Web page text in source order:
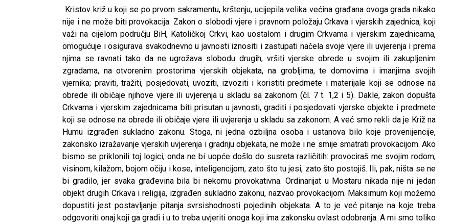
Kristov križ u koji se po prvom sakramentu, krštenju, ucijepila velika većina građana ovoga grada nikako
nije i ne može biti provokacija. Zakon o slobodi vjere i pravnom položaju Crkava i vjerskih zajednica, koji
važi na cijelom području BiH, Katoličkoj Crkvi, kao uostalom i drugim Crkvama i vjerskim zajednicama,
omogućuje i osigurava svakodnevno u javnosti iznositi i zastupati načela svoje vjere ili uvjerenja i prema
njima se ravnati tako da ne ugrožava slobodu drugih; vršiti vjerske obrede u svojim ili zakupljenim
zgradama, na otvorenim prostorima vjerskih objekata, na grobljima, te domovima i imanjima svojih
vjernika; praviti, tražiti, posjedovati, uvoziti, izvoziti i koristiti predmete i materijale koji se odnose na
obrede ili običaje njihove vjere ili uvjerenja u skladu sa zakonom (čl. 7 t. 1,2 i 5). Dakle, zakon dopušta
Crkvama i vjerskim zajednicama biti prisutan u javnosti, graditi i posjedovati vjerske objekte i predmete
koji se odnose na obrede ili običaje vjere ili uvjerenja u skladu sa zakonom. A već smo rekli da je Križ na
Humu izgrađen sukladno zakonu. Stoga, ni jedna ozbiljna osoba i ustanova bilo koje provenijencije,
zakonsko izražavanje vjerskih uvjerenja i gradnju objekata, ne može i ne smije smatrati provokacijom. Ako
bismo se priklonili toj logici, onda ne bi uopće došlo do susreta različitih: provociraš me svojim rodom,
visinom, kilažom, bojom očiju i kose, inteligencijom, zato što tu jesi, zato što postojiš. Ili, pak, ništa se ne
bi gradilo, jer svaka građevina bila bi nekomu provokativna. Ordinarijat u Mostaru nikada nije ni jedan
objekt drugih Crkava i religija, izgrađen sukladno zakonu, nazvao provokacijom. Maksimum koji možemo
dopustiti jest postavljanje pitanja svrsishodnosti pojedinih objekata. A to je već pitanje na koje treba
odgovoriti onaj koji ga gradi i u to treba uvjeriti onoga koji ima zakonsku ovlast odobrenja. A mi smo toliko